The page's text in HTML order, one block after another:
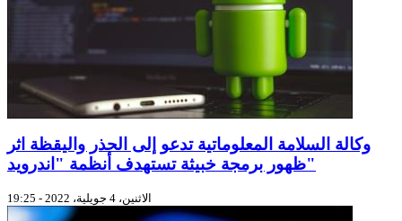
وكالة السلامة المعلوماتية تدعو إلى الحذر واليقظة اثر
ظهور برمجة خبيثة تستهدف أنظمة "اندرويد"
الاثنين، 4 جويلية، 2022 - 19:25